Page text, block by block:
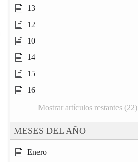
13
12
10
14
15
16
Mostrar artículos restantes (22)
MESES DEL AÑO
Enero